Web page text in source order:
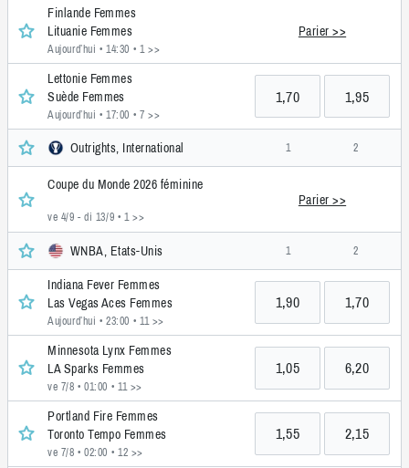
Finlande Femmes
Lituanie Femmes
Aujourd’hui • 14:30 • 1 >>
Parier >>
Lettonie Femmes
Suède Femmes
Aujourd’hui • 17:00 • 7 >>
1,70 1,95
Outrights, International 1 2
Coupe du Monde 2026 féminine
ve 4/9 - di 13/9 • 1 >>
Parier >>
WNBA, Etats-Unis 1 2
Indiana Fever Femmes
Las Vegas Aces Femmes
Aujourd’hui • 23:00 • 11 >>
1,90 1,70
Minnesota Lynx Femmes
LA Sparks Femmes
ve 7/8 • 01:00 • 11 >>
1,05 6,20
Portland Fire Femmes
Toronto Tempo Femmes
ve 7/8 • 02:00 • 12 >>
1,55 2,15